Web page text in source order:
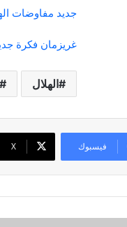
جديد مفاوضات
غريزمان فكرة
الهلال
فيسبوك ‫X